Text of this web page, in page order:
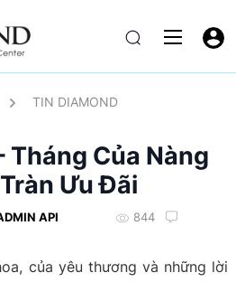
TIN DIAMOND
Tháng Của Nàng
Ưu Đãi
API 844
của yêu thương và những lời